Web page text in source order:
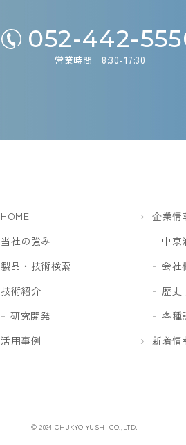
052-442-
営業時間 8:30-17:30
HOME
当社の強み
製品・技術検索
技術紹介
研究開発
活用事例
企業情
中京
会社
歴
各種
新着情
© 2024 CHUKYO YUSHI CO.,LTD.